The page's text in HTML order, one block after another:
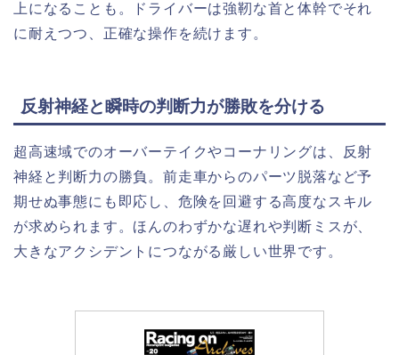
上になることも。ドライバーは強靭な首と体幹でそれ
に耐えつつ、正確な操作を続けます。
反射神経と瞬時の判断力が勝敗を分ける
超高速域でのオーバーテイクやコーナリングは、反射
神経と判断力の勝負。前走車からのパーツ脱落など予
期せぬ事態にも即応し、危険を回避する高度なスキル
が求められます。ほんのわずかな遅れや判断ミスが、
大きなアクシデントにつながる厳しい世界です。